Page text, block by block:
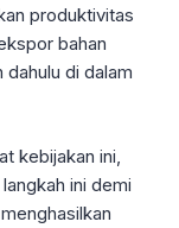
produktivitas
bahan
di dalam
kebijakan ini,
ini demi